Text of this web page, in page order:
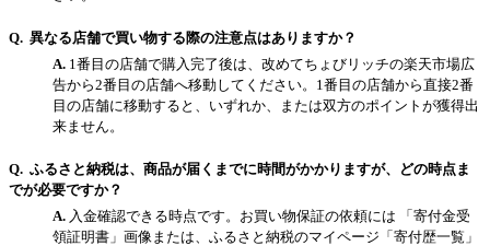
異なる店舗で買い物する際の注意点はありますか？
1番目の店舗で購入完了後は、改めてちょびリッチの楽天市場広
告から2番目の店舗へ移動してください。1番目の店舗から直接2番
目の店舗に移動すると、いずれか、または双方のポイントが獲得出
来ません。
ふるさと納税は、商品が届くまでに時間がかかりますが、どの時点ま
でが必要ですか？
入金確認できる時点です。お買い物保証の依頼には 「寄付金受
領証明書」画像または、ふるさと納税のマイページ「寄付歴一覧」